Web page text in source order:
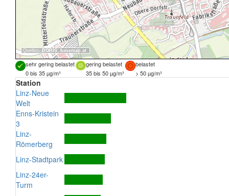
Quellen: DORIS, basemap.at
sehr gering belastet gering belastet
belastet
0 bis 35 µg/m³
35 bis 50 µg/m³ > 50 µg/m³
Station
Linz-Neue
Welt
Enns-Kristein
3
Linz-
Römerberg
Linz-Stadtpark
Linz-24er-
Turm